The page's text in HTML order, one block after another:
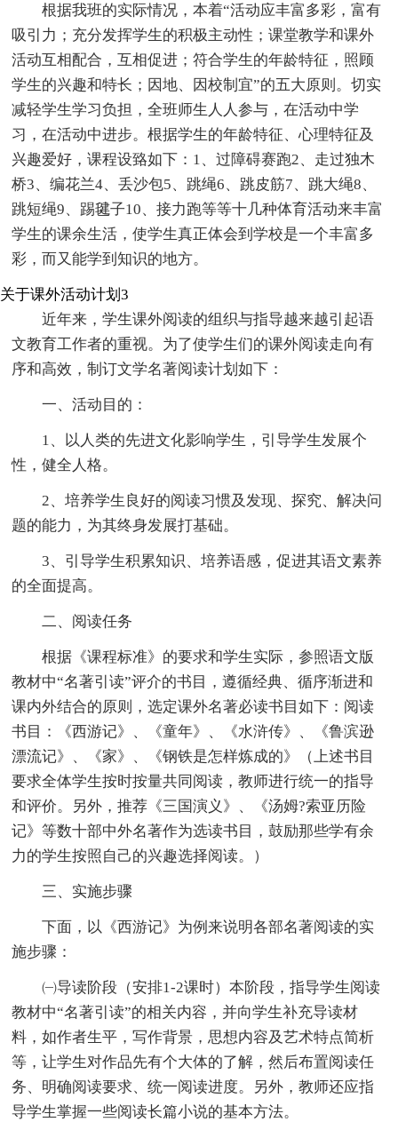
根据我班的实际情况，本着“活动应丰富多彩，富有
吸引力；充分发挥学生的积极主动性；课堂教学和课外
活动互相配合，互相促进；符合学生的年龄特征，照顾
学生的兴趣和特长；因地、因校制宜”的五大原则。切实
减轻学生学习负担，全班师生人人参与，在活动中学
习，在活动中进步。根据学生的年龄特征、心理特征及
兴趣爱好，课程设臵如下：1、过障碍赛跑2、走过独木
桥3、编花兰4、丢沙包5、跳绳6、跳皮筋7、跳大绳8、
跳短绳9、踢毽子10、接力跑等等十几种体育活动来丰富
学生的课余生活，使学生真正体会到学校是一个丰富多
彩，而又能学到知识的地方。
关于课外活动计划3
近年来，学生课外阅读的组织与指导越来越引起语
文教育工作者的重视。为了使学生们的课外阅读走向有
序和高效，制订文学名著阅读计划如下：
一、活动目的：
1、以人类的先进文化影响学生，引导学生发展个
性，健全人格。
2、培养学生良好的阅读习惯及发现、探究、解决问
题的能力，为其终身发展打基础。
3、引导学生积累知识、培养语感，促进其语文素养
的全面提高。
二、阅读任务
根据《课程标准》的要求和学生实际，参照语文版
教材中“名著引读”评介的书目，遵循经典、循序渐进和
课内外结合的原则，选定课外名著必读书目如下：阅读
书目：《西游记》、《童年》、《水浒传》、《鲁滨逊
漂流记》、《家》、《钢铁是怎样炼成的》（上述书目
要求全体学生按时按量共同阅读，教师进行统一的指导
和评价。另外，推荐《三国演义》、《汤姆?索亚历险
记》等数十部中外名著作为选读书目，鼓励那些学有余
力的学生按照自己的兴趣选择阅读。）
三、实施步骤
下面，以《西游记》为例来说明各部名著阅读的实
施步骤：
㈠导读阶段（安排1-2课时）本阶段，指导学生阅读
教材中“名著引读”的相关内容，并向学生补充导读材
料，如作者生平，写作背景，思想内容及艺术特点简析
等，让学生对作品先有个大体的了解，然后布置阅读任
务、明确阅读要求、统一阅读进度。另外，教师还应指
导学生掌握一些阅读长篇小说的基本方法。